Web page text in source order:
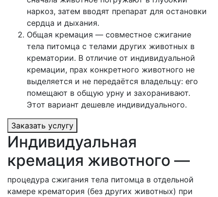
наркоз, затем вводят препарат для остановки
сердца и дыхания.
Общая кремация — совместное сжигание
тела питомца с телами других животных в
крематории. В отличие от индивидуальной
кремации, прах конкретного животного не
выделяется и не передаётся владельцу: его
помещают в общую урну и захоранивают.
Этот вариант дешевле индивидуального.
Заказать услугу
Индивидуальная
кремация животного —
процедура сжигания тела питомца в отдельной
камере крематория (без других животных) при